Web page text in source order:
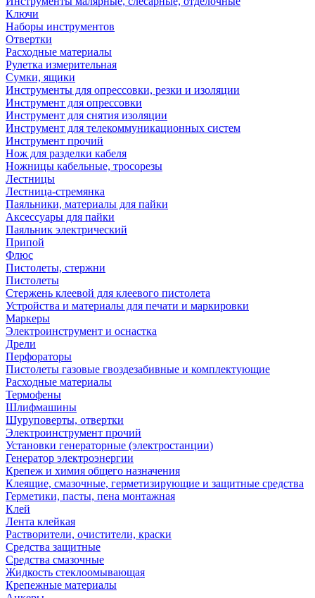
Ключи
Наборы инструментов
Отвертки
Расходные материалы
Рулетка измерительная
Сумки, ящики
Инструменты для опрессовки, резки и изоляции
Инструмент для опрессовки
Инструмент для снятия изоляции
Инструмент для телекоммуникационных систем
Инструмент прочий
Нож для разделки кабеля
Ножницы кабельные, тросорезы
Лестницы
Лестница-стремянка
Паяльники, материалы для пайки
Аксессуары для пайки
Паяльник электрический
Припой
Флюс
Пистолеты, стержни
Пистолеты
Стержень клеевой для клеевого пистолета
Устройства и материалы для печати и маркировки
Маркеры
Электроинструмент и оснастка
Дрели
Перфораторы
Пистолеты газовые гвоздезабивные и комплектующие
Расходные материалы
Термофены
Шлифмашины
Шуруповерты, отвертки
Электроинструмент прочий
Установки генераторные (электростанции)
Генератор электроэнергии
Крепеж и химия общего назначения
Клеящие, смазочные, герметизирующие и защитные средства
Герметики, пасты, пена монтажная
Клей
Лента клейкая
Растворители, очистители, краски
Средства защитные
Средства смазочные
Жидкость стеклоомывающая
Крепежные материалы